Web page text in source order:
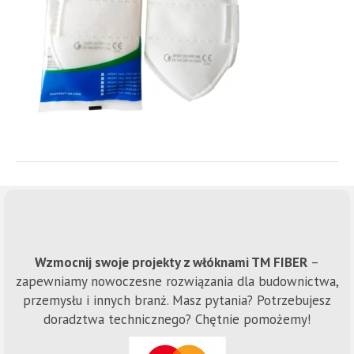
Wzmocnij swoje projekty z włóknami TM FIBER –
zapewniamy nowoczesne rozwiązania dla budownictwa,
przemysłu i innych branż. Masz pytania? Potrzebujesz
doradztwa technicznego? Chętnie pomożemy!